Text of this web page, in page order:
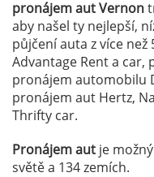
pronájem aut Vernon
aby našel ty nejlepší,
půjčení auta z více
Advantage Rent a car,
pronájem automobilu
pronájem aut Hertz,
Thrifty car.
Pronájem aut je
světě a 134 zemích.